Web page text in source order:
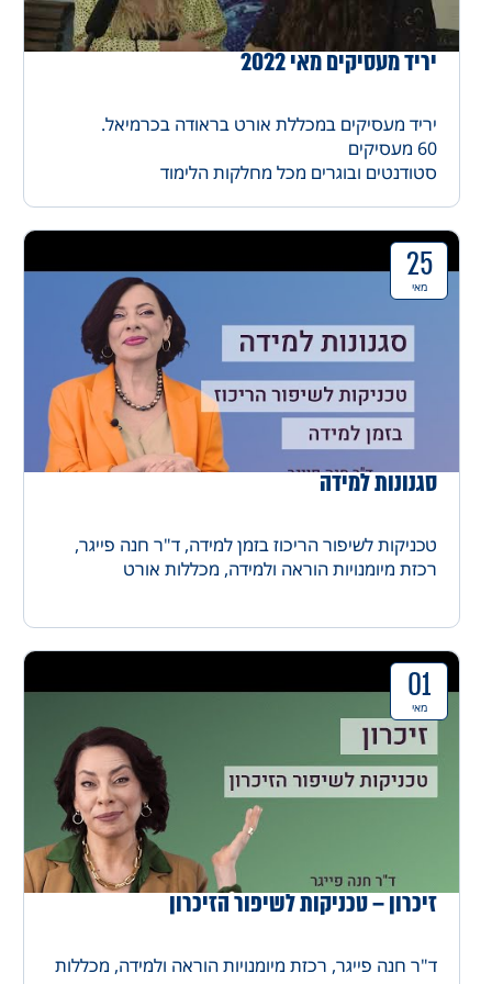
יריד מעסיקים מאי 2022
יריד מעסיקים במכללת אורט בראודה בכרמיאל.
60 מעסיקים
סטודנטים ובוגרים מכל מחלקות הלימוד
25
מאי
סגנונות למידה
טכניקות לשיפור הריכוז בזמן למידה, ד"ר חנה פייגר,
רכזת מיומנויות הוראה ולמידה, מכללות אורט
01
מאי
זיכרון – טכניקות לשיפור הזיכרון
ד"ר חנה פייגר, רכזת מיומנויות הוראה ולמידה, מכללות